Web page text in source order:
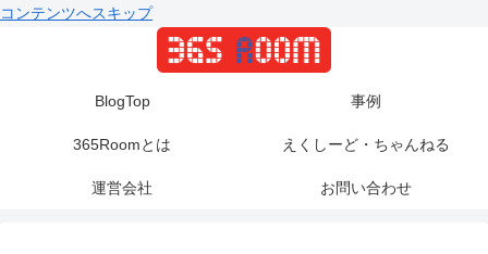
コンテンツへスキップ
BlogTop 事例
365Roomとは えくしーど・ちゃんねる
運営会社 お問い合わせ